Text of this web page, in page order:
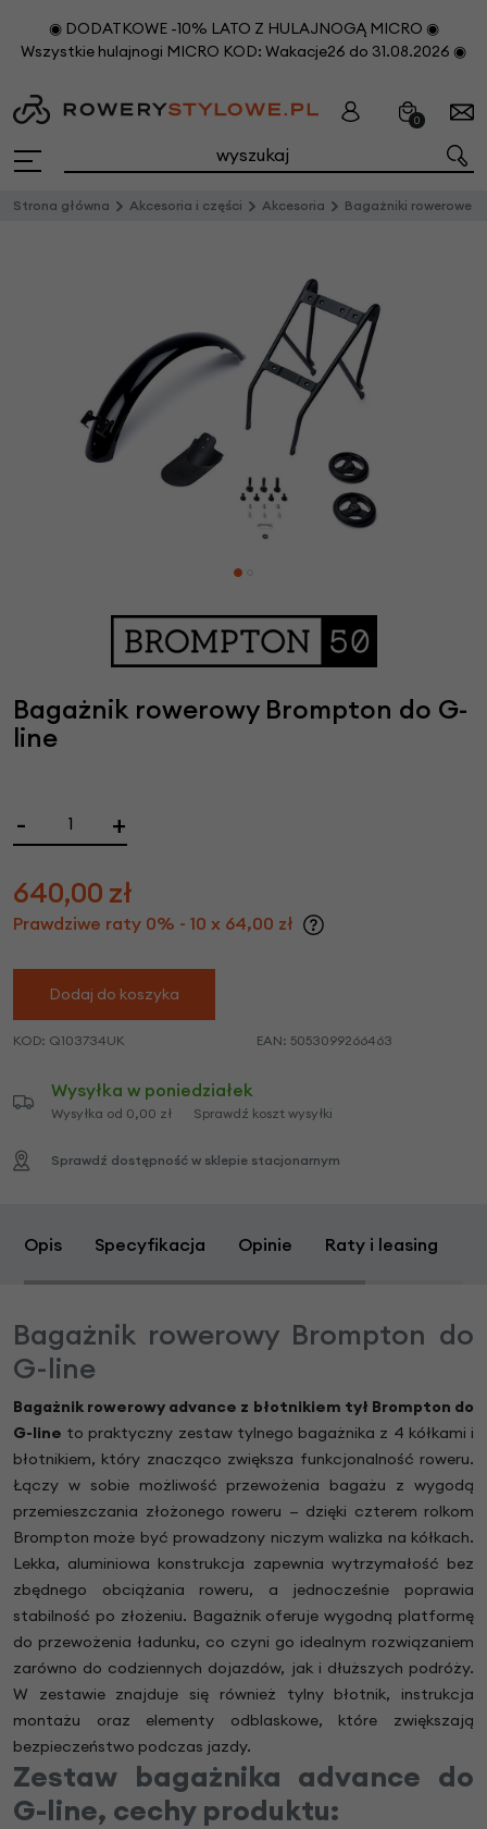
◉ DODATKOWE -10% LATO Z HULAJNOGĄ MICRO ◉
Wszystkie hulajnogi MICRO KOD: Wakacje26 do 31.08.2026 ◉
0
Strona główna Akcesoria i części Akcesoria Bagażniki rowerowe
Bagażnik rowerowy Brompton do G-
line
- +
640,00 zł
Prawdziwe raty 0% - 10 x 64,00 zł
Dodaj do koszyka
KOD: Q103734UK EAN: 5053099266463
Wysyłka w poniedziałek
Wysyłka od 0,00 zł Sprawdź koszt wysyłki
Sprawdź dostępność w sklepie stacjonarnym
Opis Specyfikacja Opinie Raty i leasing
Bagażnik rowerowy Brompton do
G-line
Bagażnik rowerowy advance z błotnikiem tył Brompton do
G-line to praktyczny zestaw tylnego bagażnika z 4 kółkami i
błotnikiem, który znacząco zwiększa funkcjonalność roweru.
Łączy w sobie możliwość przewożenia bagażu z wygodą
przemieszczania złożonego roweru — dzięki czterem rolkom
Brompton może być prowadzony niczym walizka na kółkach.
Lekka, aluminiowa konstrukcja zapewnia wytrzymałość bez
zbędnego obciążania roweru, a jednocześnie poprawia
stabilność po złożeniu. Bagażnik oferuje wygodną platformę
do przewożenia ładunku, co czyni go idealnym rozwiązaniem
zarówno do codziennych dojazdów, jak i dłuższych podróży.
W zestawie znajduje się również tylny błotnik, instrukcja
montażu oraz elementy odblaskowe, które zwiększają
bezpieczeństwo podczas jazdy.
Zestaw bagażnika advance do
G-line, cechy produktu: